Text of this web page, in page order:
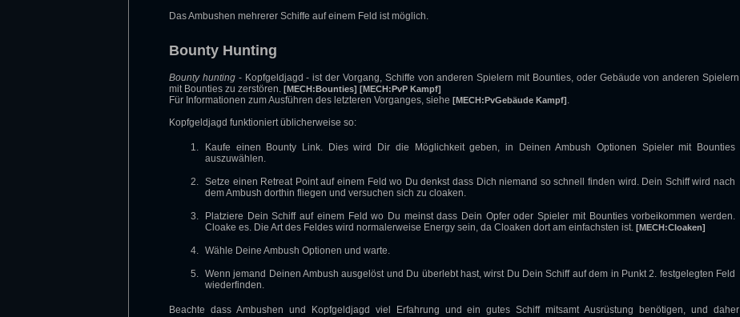
Das Ambushen mehrerer Schiffe auf einem Feld ist möglich.
Bounty Hunting
Bounty hunting- Kopfgeldjagd - ist der Vorgang, Schiffe von anderen Spielern mit Bounties, oder Gebäude von anderen Spielern
mit Bounties zu zerstören. [MECH:Bounties] [MECH:PvP Kampf]
Für Informationen zum Ausführen des letzteren Vorganges, siehe [MECH:PvGebäude Kampf].
Kopfgeldjagd funktioniert üblicherweise so:
Kaufe einen Bounty Link. Dies wird Dir die Möglichkeit geben, in Deinen Ambush Optionen Spieler mit Bounties
auszuwählen.
Setze einen Retreat Point auf einem Feld wo Du denkst dass Dich niemand so schnell finden wird. Dein Schiff wird nach
dem Ambush dorthin fliegen und versuchen sich zu cloaken.
Platziere Dein Schiff auf einem Feld wo Du meinst dass Dein Opfer oder Spieler mit Bounties vorbeikommen werden.
Cloake es. Die Art des Feldes wird normalerweise Energy sein, da Cloaken dort am einfachsten ist. [MECH:Cloaken]
Wähle Deine Ambush Optionen und warte.
Wenn jemand Deinen Ambush ausgelöst und Du überlebt hast, wirst Du Dein Schiff auf dem in Punkt 2. festgelegten Feld
wiederfinden.
Beachte dass Ambushen und Kopfgeldjagd viel Erfahrung und ein gutes Schiff mitsamt Ausrüstung benötigen, und daher